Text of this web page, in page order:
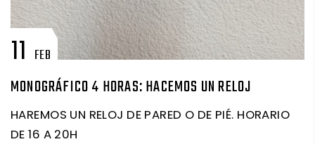
11 FEB
MONOGRÁFICO 4 HORAS: HACEMOS UN RELOJ
HAREMOS UN RELOJ DE PARED O DE PIÉ. HORARIO
DE 16 A 20H